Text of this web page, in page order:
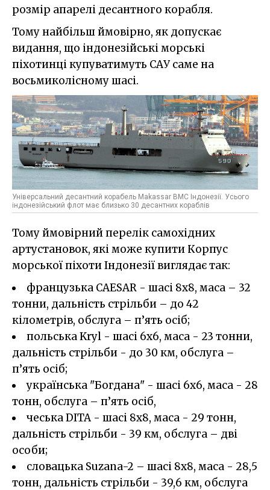
розмір апарелі десантного корабля.
Тому найбільш ймовірно, як допускає
видання, що індонезійські морські
піхотинці купуватимуть САУ саме на
восьмиколісному шасі.
Універсальний десантний корабель Makassar ВМС Індонезії. Усього
індонезійський флот має близько 30 десантних кораблів
Тому ймовірний перелік самохідних
артустановок, які може купити Корпус
морської піхоти Індонезії виглядає так:
французька CAESAR - шасі 8х8, маса – 32
тонни, дальність стрільби – до 42
кілометрів, обслуга – п’ять осіб;
польська Kryl - шасі 6x6, маса - 23 тонни,
дальність стрільби - до 30 км, обслуга –
п’ять осіб;
українська "Богдана" - шасі 6х6, маса - 28
тонн, обслуга – п’ять осіб,
чеська DITA - шасі 8x8, маса - 29 тонн,
дальність стрільби - 39 км, обслуга – дві
особи;
словацька Suzana-2 – шасі 8x8, маса - 28,5
тонн, дальність стрільби - 39,6 км, обслуга